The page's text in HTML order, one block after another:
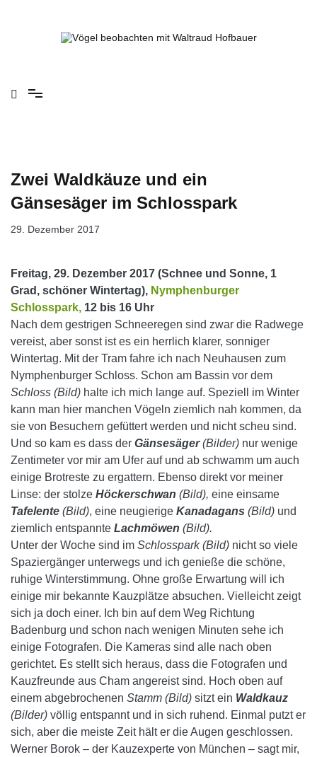
Zwei Waldkäuze und ein
Gänsesäger im Schlosspark
29. Dezember 2017
Freitag, 29. Dezember 2017 (Schnee und Sonne, 1
Grad, schöner Wintertag), Nymphenburger
Schlosspark, 12 bis 16 Uhr
Nach dem gestrigen Schneeregen sind zwar die Radwege
vereist, aber sonst ist es ein herrlich klarer, sonniger
Wintertag. Mit der Tram fahre ich nach Neuhausen zum
Nymphenburger Schloss. Schon am Bassin vor dem
Schloss (Bild) halte ich mich lange auf. Speziell im Winter
kann man hier manchen Vögeln ziemlich nah kommen, da
sie von Besuchern gefüttert werden und nicht scheu sind.
Und so kam es dass der Gänsesäger(Bilder) nur wenige
Zentimeter vor mir am Ufer auf und ab schwamm um auch
einige Brotreste zu ergattern. Ebenso direkt vor meiner
Linse: der stolze Höckerschwan (Bild), eine einsame
Tafelente (Bild), eine neugierige Kanadagans (Bild) und
ziemlich entspannte Lachmöwen (Bild).
Unter der Woche sind im Schlosspark (Bild) nicht so viele
Spaziergänger unterwegs und ich genieße die schöne,
ruhige Winterstimmung. Ohne große Erwartung will ich
einige mir bekannte Kauzplätze absuchen. Vielleicht zeigt
sich ja doch einer. Ich bin auf dem Weg Richtung
Badenburg und schon nach wenigen Minuten sehe ich
einige Fotografen. Die Kameras sind alle nach oben
gerichtet. Es stellt sich heraus, dass die Fotografen und
Kauzfreunde aus Cham angereist sind. Hoch oben auf
einem abgebrochenen Stamm (Bild) sitzt ein Waldkauz
(Bilder) völlig entspannt und in sich ruhend. Einmal putzt er
sich, aber die meiste Zeit hält er die Augen geschlossen.
Werner Borok – der Kauzexperte von München – sagt mir,